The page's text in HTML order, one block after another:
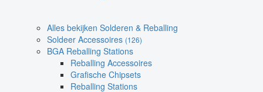
Alles bekijken Solderen & Reballing
Soldeer Accessoires (126)
BGA Reballing Stations
Reballing Accessoires
Grafische Chipsets
Reballing Stations